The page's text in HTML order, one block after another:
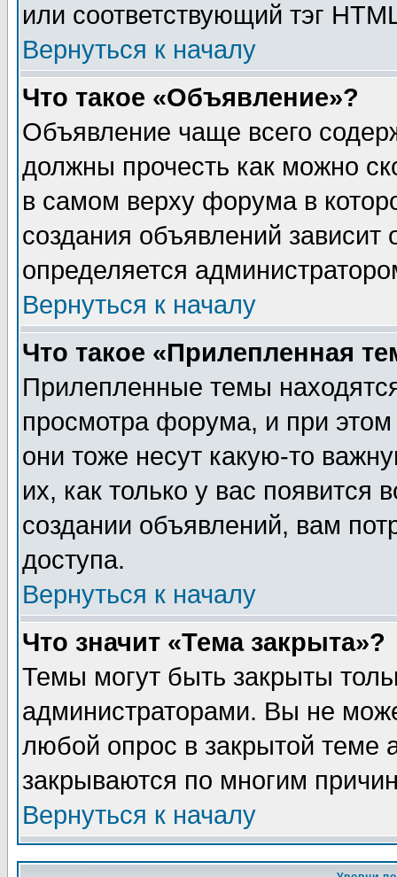
или соответствующий тэг
Вернуться к началу
Что такое «Объявление»?
Объявление чаще всего
должны прочесть как можно
в самом верху форума в
создания объявлений зависит
определяется
Вернуться к началу
Что такое «Прилепленная
Прилепленные темы
просмотра форума, и при
они тоже несут какую-то
их, как только у вас появится
создании объявлений, вам
доступа.
Вернуться к началу
Что значит «Тема закрыта»?
Темы могут быть закрыты
администраторами. Вы не
любой опрос в закрытой теме
закрываются по многим
Вернуться к началу